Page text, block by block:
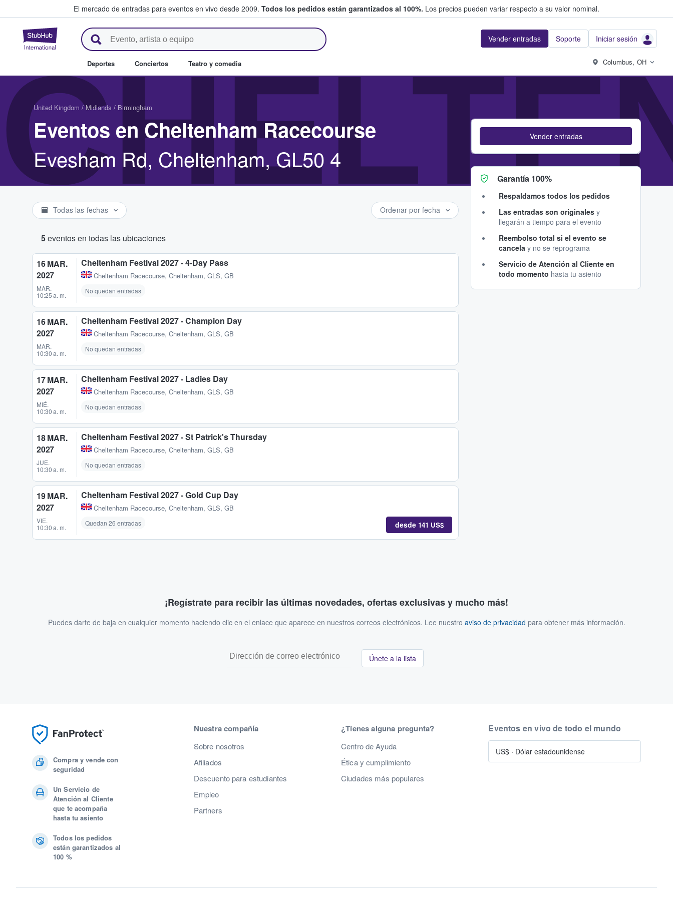
El mercado de entradas para eventos en vivo desde 2009. Todos los pedidos están garantizados al 100%. Los precios pueden variar respecto a su valor nominal.
StubHub: compra y venta de entradas entre fans Vender entradas Soporte Iniciar sesión
Deportes Conciertos Teatro y comedia Columbus, OH
United Kingdom / Midlands / Birmingham
Eventos en Cheltenham Racecourse
Evesham Rd, Cheltenham, GL50 4
Todas las fechas Ordenar por fecha
5eventos en todas las ubicaciones
16 MAR.
2027
MAR.
10:25 a. m.
Cheltenham Festival 2027 - 4-Day Pass
Cheltenham Racecourse, Cheltenham, GLS, GB
No quedan entradas
16 MAR.
2027
MAR.
10:30 a. m.
Cheltenham Festival 2027 - Champion Day
Cheltenham Racecourse, Cheltenham, GLS, GB
No quedan entradas
17 MAR.
2027
MIÉ.
10:30 a. m.
Cheltenham Festival 2027 - Ladies Day
Cheltenham Racecourse, Cheltenham, GLS, GB
No quedan entradas
18 MAR.
2027
JUE.
10:30 a. m.
Cheltenham Festival 2027 - St Patrick's Thursday
Cheltenham Racecourse, Cheltenham, GLS, GB
No quedan entradas
19 MAR.
2027
VIE.
10:30 a. m.
Cheltenham Festival 2027 - Gold Cup Day
Cheltenham Racecourse, Cheltenham, GLS, GB
Quedan 26 entradas desde 141 US$
Vender entradas
Garantía 100%
Respaldamos todos los pedidos
Las entradas son originales y
llegarán a tiempo para el evento
Reembolso total si el evento se
cancela y no se reprograma
Servicio de Atención al Cliente en
todo momento hasta tu asiento
¡Regístrate para recibir las últimas novedades, ofertas exclusivas y mucho más!
Puedes darte de baja en cualquier momento haciendo clic en el enlace que aparece en nuestros correos electrónicos. Lee nuestro aviso de privacidad para obtener más información.
Únete a la lista
Compra y vende con
seguridad
Un Servicio de
Atención al Cliente
que te acompaña
hasta tu asiento
Todos los pedidos
están garantizados al
100 %
Nuestra compañía
Sobre nosotros
Afiliados
Descuento para estudiantes
Empleo
Partners
¿Tienes alguna pregunta?
Centro de Ayuda
Ética y cumplimiento
Ciudades más populares
Eventos en vivo de todo el mundo
US$ · Dólar estadounidense